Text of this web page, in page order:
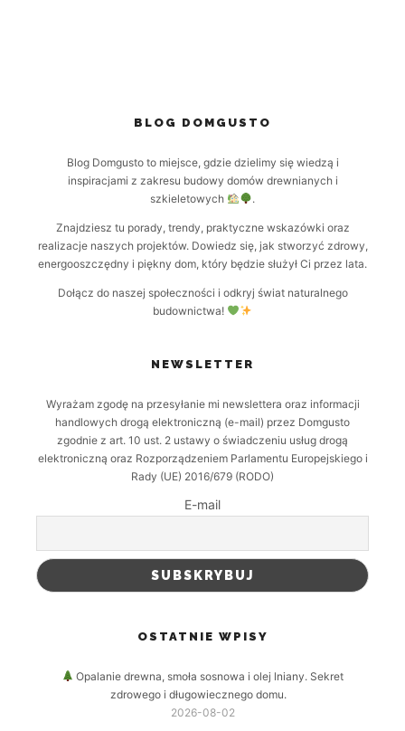
BLOG DOMGUSTO
Blog Domgusto to miejsce, gdzie dzielimy się wiedzą i
inspiracjami z zakresu budowy domów drewnianych i
szkieletowych
.
Znajdziesz tu porady, trendy, praktyczne wskazówki oraz
realizacje naszych projektów. Dowiedz się, jak stworzyć zdrowy,
energooszczędny i piękny dom, który będzie służył Ci przez lata.
Dołącz do naszej społeczności i odkryj świat naturalnego
budownictwa!
NEWSLETTER
Wyrażam zgodę na przesyłanie mi newslettera oraz informacji
handlowych drogą elektroniczną (e-mail) przez Domgusto
zgodnie z art. 10 ust. 2 ustawy o świadczeniu usług drogą
elektroniczną oraz Rozporządzeniem Parlamentu Europejskiego i
Rady (UE) 2016/679 (RODO)
E-mail
OSTATNIE WPISY
Opalanie drewna, smoła sosnowa i olej lniany. Sekret
zdrowego i długowiecznego domu.
2026-08-02